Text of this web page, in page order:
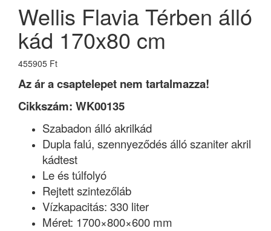
Wellis Flavia Térben álló
kád 170x80 cm
455905 Ft
Az ár a csaptelepet nem tartalmazza!
Cikkszám: WK00135
Szabadon álló akrilkád
Dupla falú, szennyeződés álló szaniter akril
kádtest
Le és túlfolyó
Rejtett szintezőláb
Vízkapacitás: 330 liter
Méret: 1700×800×600 mm